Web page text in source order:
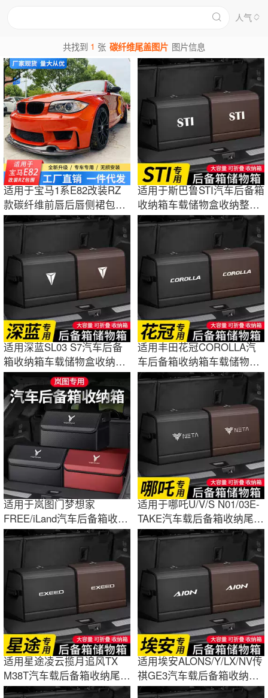
人气
共找到 1 张 碳纤维尾盖图片 图片信息
适用于宝马1系E82改装RZ
款碳纤维前唇后唇侧裙包角
尾翼尾箱盖机盖
适用于斯巴鲁STI汽车后备箱
收纳箱车载储物盒收纳整理
神器装饰品
适用深蓝SL03 S7汽车后备
箱收纳箱车载储物盒收纳整
理神器装饰品
适用丰田花冠COROLLA汽
车后备箱收纳箱车载储物盒
收纳整理装饰品
适用于岚图门梦想家
FREE/iLand汽车后备箱收纳
箱尾箱储物盒装饰品
适用于哪吒U/V/S N01/03E-
TAKE汽车载后备箱收纳尾箱
储物盒装饰品
适用星途凌云揽月追风TX
M38T汽车载后备箱收纳尾箱
储物盒装饰品
适用埃安ALONS/Y/LX/NV传
祺GE3汽车载后备箱收纳尾
箱储物盒装饰品